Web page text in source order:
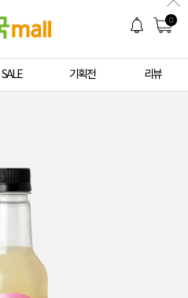
0
SALE 기획전 리뷰